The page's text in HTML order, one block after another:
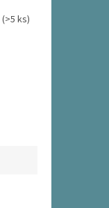
(>5 ks)